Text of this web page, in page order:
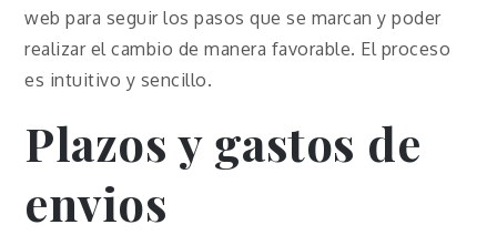
web para seguir los pasos que se marcan y poder
realizar el cambio de manera favorable. El proceso
es intuitivo y sencillo.
Plazos y gastos de
envios